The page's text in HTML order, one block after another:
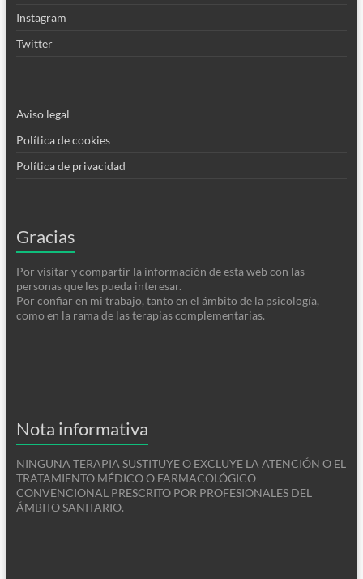
Instagram
Twitter
Aviso legal
Política de cookies
Política de privacidad
Gracias
Por visitar y compartir la información de esta web con las
personas que les pueda interesar.
Por confiar en mi trabajo, tanto en el ámbito de la psicología,
como en la rama de las terapias complementarias.
Nota informativa
NINGUNA TERAPIA SUSTITUYE O EXCLUYE LA ATENCIÓN O EL
TRATAMIENTO MÉDICO O FARMACOLÓGICO
CONVENCIONAL PRESCRITO POR PROFESIONALES DEL
ÁMBITO SANITARIO.